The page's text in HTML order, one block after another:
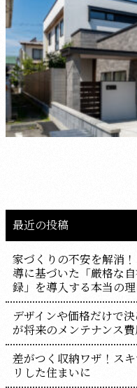
最近の投稿
家づくりの不安を解消
導に基づいた「厳格な
録」を導入する本当の
デザインや価格だけで
が将来のメンテナンス
差がつく収納ワザ！ス
リした住まいに